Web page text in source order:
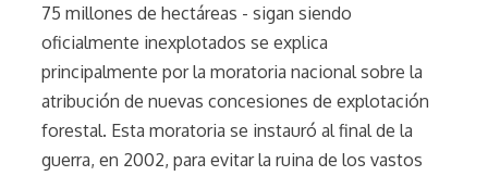
75 millones de hectáreas - sigan siendo
oficialmente inexplotados se explica
principalmente por la moratoria nacional sobre la
atribución de nuevas concesiones de explotación
forestal. Esta moratoria se instauró al final de la
guerra, en 2002, para evitar la ruina de los vastos